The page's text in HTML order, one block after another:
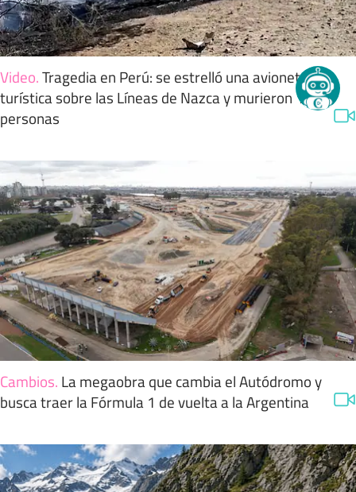
Video.Tragedia en Perú: se estrelló una avioneta
turística sobre las Líneas de Nazca y murieron 13
personas
Cambios. La megaobra que cambia el Autódromo y
busca traer la Fórmula 1 de vuelta a la Argentina